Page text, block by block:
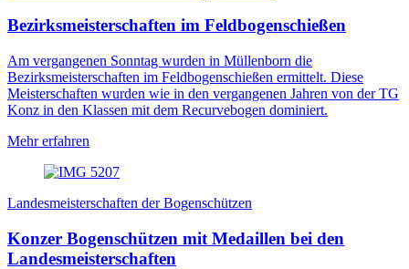
Bezirksmeisterschaften im Feldbogenschießen
Am vergangenen Sonntag wurden in Müllenborn die
Bezirksmeisterschaften im Feldbogenschießen ermittelt. Diese
Meisterschaften wurden wie in den vergangenen Jahren von der TG
Konz in den Klassen mit dem Recurvebogen dominiert.
Mehr erfahren
Landesmeisterschaften der Bogenschützen
Konzer Bogenschützen mit Medaillen bei den
Landesmeisterschaften